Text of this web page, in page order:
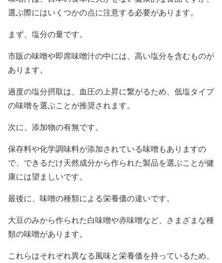
選ぶ際にはいくつかの点に注意する必要があります。
まず、塩分の量です。
市販の味噌や即席味噌汁の中には、高い塩分を含むものが
あります。
過度の塩分摂取は、血圧の上昇に繋がるため、低塩タイプ
の味噌を選ぶことが推奨されます。
次に、添加物の有無です。
保存料や化学調味料が添加されている味噌もありますの
で、できるだけ天然成分から作られた製品を選ぶことが健
康には望ましいです。
最後に、味噌の種類による栄養価の違いです。
大豆のみから作られた白味噌や赤味噌など、さまざまな種
類の味噌があります。
これらはそれぞれ異なる風味と栄養価を持っているため、